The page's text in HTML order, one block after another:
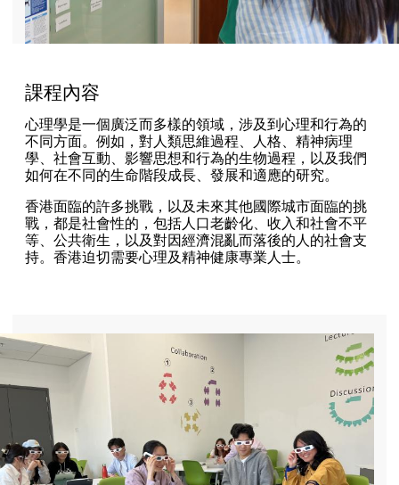
課程內容
心理學是一個廣泛而多樣的領域，涉及到心理和行為的
不同方面。例如，對人類思維過程、人格、精神病理
學、社會互動、影響思想和行為的生物過程，以及我們
如何在不同的生命階段成長、發展和適應的研究。
香港面臨的許多挑戰，以及未來其他國際城市面臨的挑
戰，都是社會性的，包括人口老齡化、收入和社會不平
等、公共衛生，以及對因經濟混亂而落後的人的社會支
持。香港迫切需要心理及精神健康專業人士。